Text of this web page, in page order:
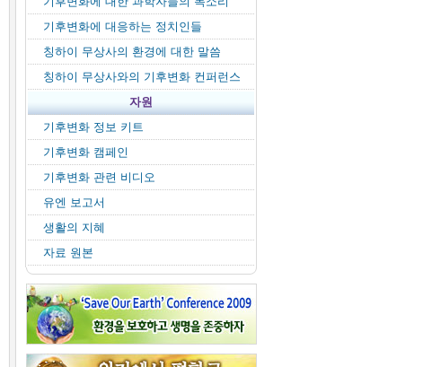
기후변화에 대응하는 정치인들
칭하이 무상사의 환경에 대한 말씀
칭하이 무상사와의 기후변화 컨퍼런스
자원
기후변화 정보 키트
기후변화 캠페인
기후변화 관련 비디오
유엔 보고서
생활의 지혜
자료 원본